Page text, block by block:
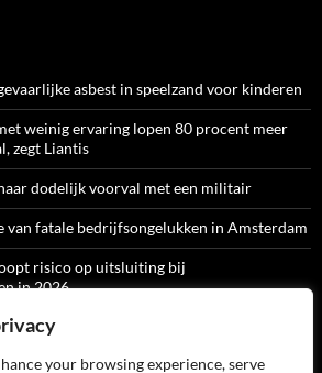
your browsing experience, serve
asbest in speelzand voor kinderen
weinig ervaring lopen 80 procent meer
zegt Liantis
dodelijk voorval met een militair
van fatale bedrijfsongelukken in Amsterdam
risico op uitsluiting bij
in 2026